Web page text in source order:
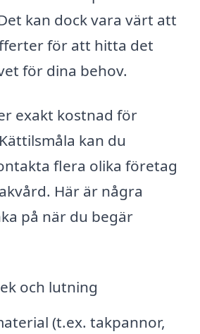
kan dock vara värt att
för att hitta det
för dina behov.
exakt kostnad för
kan du
flera olika företag
Här är några
på när du begär
och lutning
(t.ex. takpannor,